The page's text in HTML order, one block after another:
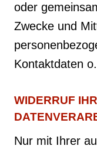
oder
Zwecke und
Kontaktdaten
WIDERRUF
Nur mit Ihrer